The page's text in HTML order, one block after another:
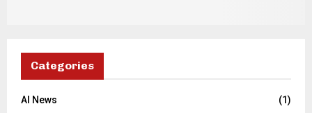
Categories
AI News
(1)